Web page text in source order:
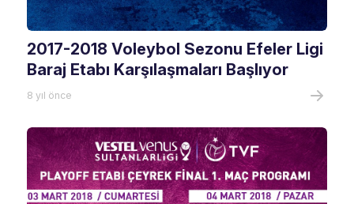
2017-2018 Voleybol Sezonu Efeler Ligi
Baraj Etabı Karşılaşmaları Başlıyor
8 yıl önce